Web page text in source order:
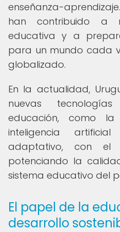
enseñanza-
han contribuido a
educativa y a
para un mundo cada
globalizado.
En la actualidad,
nuevas
educación, como
inteligencia
adaptativo, con el
potenciando la
sistema educativo del
El papel de la
desarrollo